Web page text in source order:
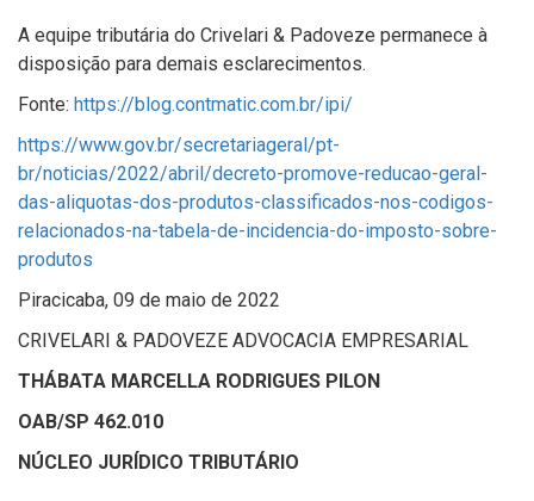
A equipe tributária do Crivelari & Padoveze permanece à
disposição para demais esclarecimentos.
Fonte: https://blog.contmatic.com.br/ipi/
https://www.gov.br/secretariageral/pt-
br/noticias/2022/abril/decreto-promove-reducao-geral-
das-aliquotas-dos-produtos-classificados-nos-codigos-
relacionados-na-tabela-de-incidencia-do-imposto-sobre-
produtos
Piracicaba, 09 de maio de 2022
CRIVELARI & PADOVEZE ADVOCACIA EMPRESARIAL
THÁBATA MARCELLA RODRIGUES PILON
OAB/SP 462.010
NÚCLEO JURÍDICO TRIBUTÁRIO